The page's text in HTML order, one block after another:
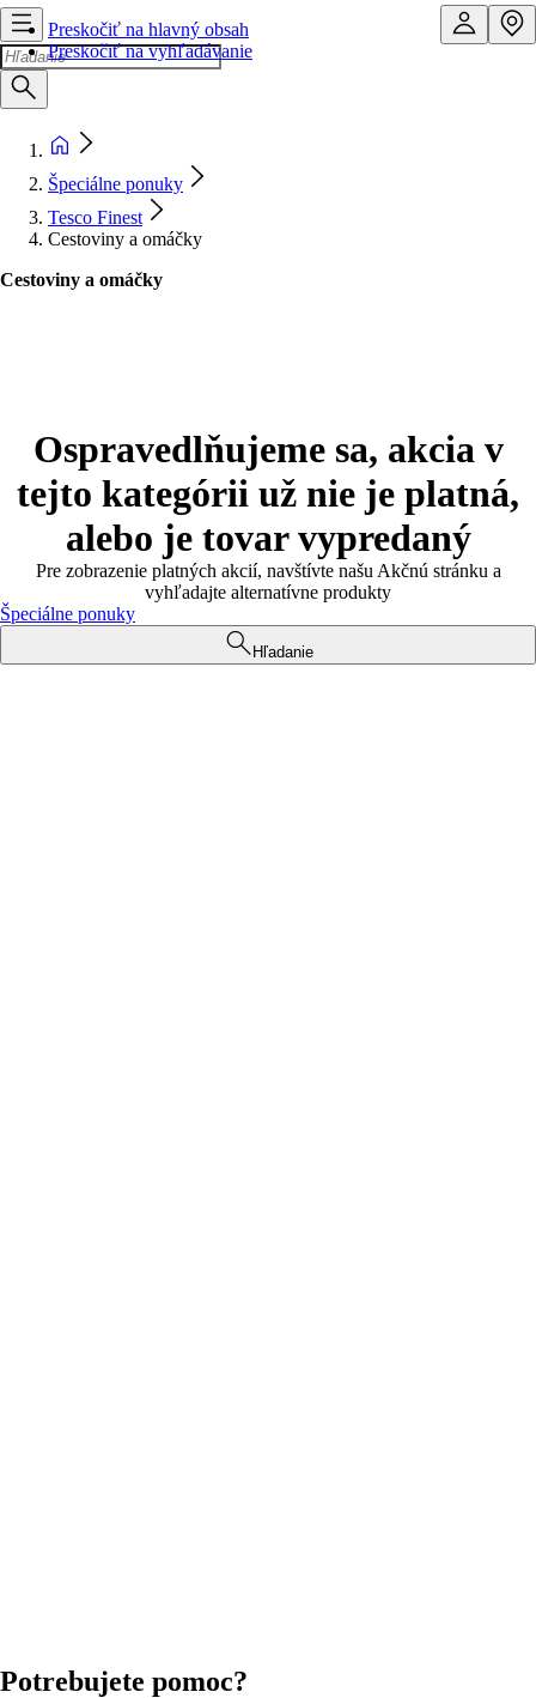
Preskočiť na hlavný obsah
Preskočiť na vyhľadávanie
Špeciálne ponuky
Tesco Finest
Cestoviny a omáčky
Cestoviny a omáčky
Ospravedlňujeme sa, akcia v
tejto kategórii už nie je platná,
alebo je tovar vypredaný
Pre zobrazenie platných akcií, navštívte našu Akčnú stránku a
vyhľadajte alternatívne produkty
Špeciálne ponuky
Hľadanie
Potrebujete pomoc?